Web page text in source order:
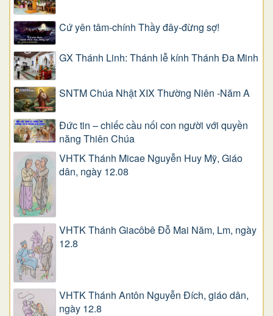
Cứ yên tâm-chính Thầy đây-đừng sợ!
GX Thánh Linh: Thánh lễ kính Thánh Đa Minh
SNTM Chúa Nhật XIX Thường Niên -Năm A
Đức tin – chiếc cầu nối con người với quyền
năng Thiên Chúa
VHTK Thánh Micae Nguyễn Huy Mỹ, Giáo
dân, ngày 12.08
VHTK Thánh Giacôbê Ðỗ Mai Năm, Lm, ngày
12.8
VHTK Thánh Antôn Nguyễn Ðích, giáo dân,
ngày 12.8